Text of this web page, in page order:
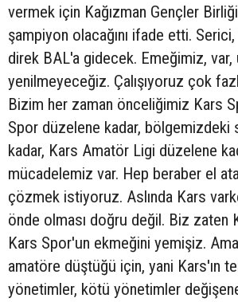
vermek için Kağızman Gençler
şampiyon olacağını ifade etti.
direk BAL'a gidecek. Emeğimiz, var,
yenilmeyeceğiz. Çalışıyoruz çok
Bizim her zaman önceliğimiz Kars
Spor düzelene kadar, bölgemizdeki
kadar, Kars Amatör Ligi düzelene
mücadelemiz var. Hep beraber el
çözmek istiyoruz. Aslında Kars
önde olması doğru değil. Biz zaten
Kars Spor'un ekmeğini yemişiz.
amatöre düştüğü için, yani Kars'ın
yönetimler, kötü yönetimler